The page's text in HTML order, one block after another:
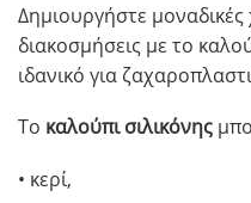
Δημιουργήστε μοναδικές
διακοσμήσεις με το
ιδανικό για
Το καλούπι σιλικόνης
• κερί,